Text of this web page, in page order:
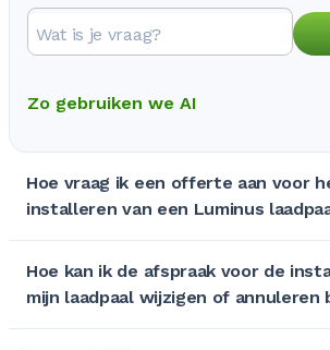
Zo gebruiken we AI
Hoe vraag ik een offerte aan voor
installeren van een Luminus
Hoe kan ik de afspraak voor de
mijn laadpaal wijzigen of annuleren